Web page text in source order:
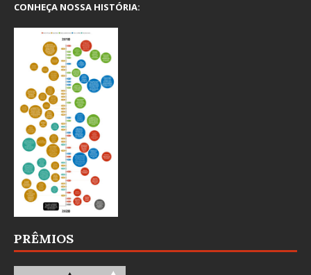
CONHEÇA NOSSA HISTÓRIA:
PRÊMIOS